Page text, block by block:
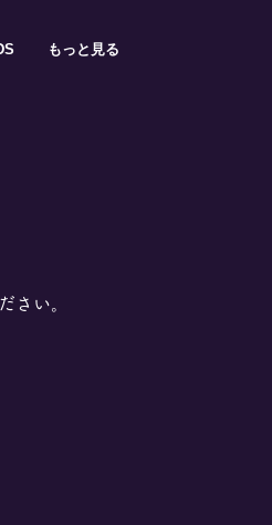
もっと見る
さい。